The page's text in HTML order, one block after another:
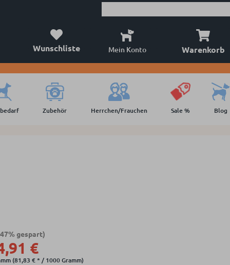
Wunschliste Mein Konto Warenkorb
Zubehör Herrchen/Frauchen Sale % Blog
gespart)
€
(81,83 € * / 1000 Gramm)